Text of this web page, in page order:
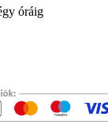
óráig